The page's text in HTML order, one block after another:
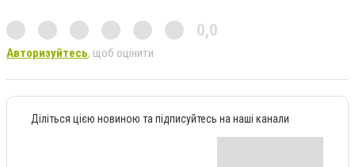
0,0
Авторизуйтесь, щоб оцінити
Діліться цією новиною та підписуйтесь на наші канали